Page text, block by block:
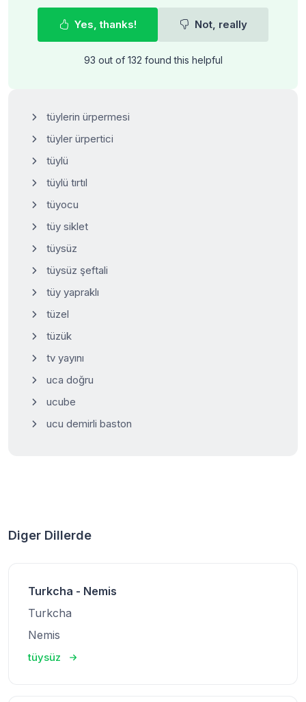
Yes, thanks! Not, really
93 out of 132 found this helpful
tüylerin ürpermesi
tüyler ürpertici
tüylü
tüylü tırtıl
tüyocu
tüy siklet
tüysüz
tüysüz şeftali
tüy yapraklı
tüzel
tüzük
tv yayını
uca doğru
ucube
ucu demirli baston
Diger Dillerde
Turkcha - Nemis
Turkcha
Nemis
tüysüz